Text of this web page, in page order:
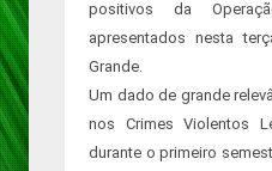
positivos da
apresentados nesta
Grande.
Um dado de grande
nos Crimes Violentos
durante o primeiro